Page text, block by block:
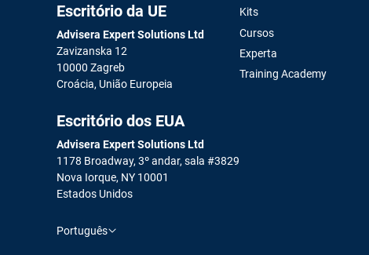
Escritório da UE
Advisera Expert Solutions Ltd
Zavizanska 12
10000 Zagreb
Croácia, União Europeia
Escritório dos EUA
Advisera Expert Solutions Ltd
1178 Broadway, 3º andar, sala #3829
Nova Iorque, NY 10001
Estados Unidos
Português
Kits
Cursos
Experta
Training Academy